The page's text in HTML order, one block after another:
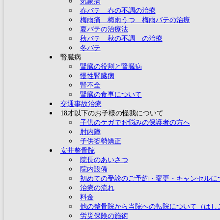
春バテ 春の不調の治療
梅雨痛 梅雨うつ 梅雨バテの治療
夏バテの治療法
秋バテ 秋の不調 の治療
冬バテ
腎臓病
腎臓の役割と腎臓病
慢性腎臓病
腎不全
腎臓の食事について
交通事故治療
18才以下のお子様の怪我について
子供のケガでお悩みの保護者の方へ
肘内障
子供姿勢矯正
安井整骨院
院長のあいさつ
院内設備
初めての受診のご予約・変更・キャンセルに
治療の流れ
料金
他の整骨院から当院への転院について（はし
労災保険の施術